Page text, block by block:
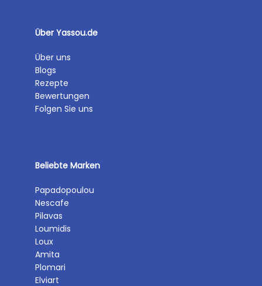
Über Yassou.de
Über uns
Blogs
Rezepte
Bewertungen
Folgen Sie uns
Beliebte Marken
Papadopoulou
Nescafe
Pilavas
Loumidis
Loux
Amita
Plomari
Elviart